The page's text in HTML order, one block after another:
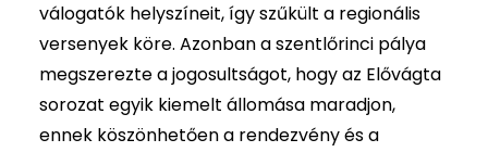
válogatók helyszíneit, így szűkült a regionális
versenyek köre. Azonban a szentlőrinci pálya
megszerezte a jogosultságot, hogy az Elővágta
sorozat egyik kiemelt állomása maradjon,
ennek köszönhetően a rendezvény és a